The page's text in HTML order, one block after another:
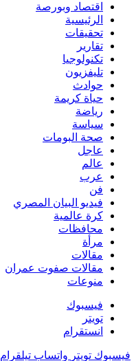
اقتصاد وبورصة
الرئيسية
تحقيقات
تقارير
تكنولوجيا
تليفزيون
حوادث
حياة كريمة
رياضة
سياسة
صحة البومات
عاجل
عالم
عرب
فن
فيديو البيان المصري
كرة عالمية
محافظات
مرأة
مقالات
مقالات صفوت عمران
منوعات
فيسبوك
تويتر
انستقرام
فيسبوك تويتر واتساب تيلقرام